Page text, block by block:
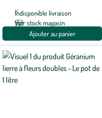
Indisponible livraison
Voir stock magasin
Ajouter au panier